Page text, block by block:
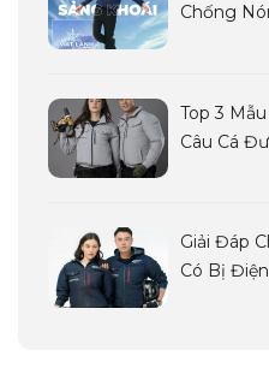
Chống
Top 3
Câu Cá
Giải Đáp
Có Bị